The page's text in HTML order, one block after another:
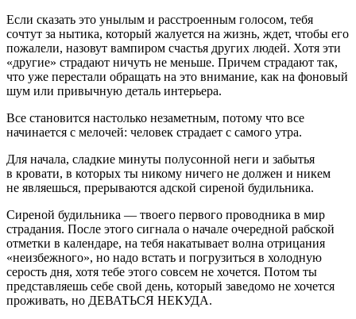
Если сказать это унылым и расстроенным голосом, тебя
сочтут за нытика, который жалуется на жизнь, ждет, чтобы его
пожалели, назовут вампиром счастья других людей. Хотя эти
«другие» страдают ничуть не меньше. Причем страдают так,
что уже перестали обращать на это внимание, как на фоновый
шум или привычную деталь интерьера.
Все становится настолько незаметным, потому что все
начинается с мелочей: человек страдает с самого утра.
Для начала, сладкие минуты полусонной неги и забытья
в кровати, в которых ты никому ничего не должен и никем
не являешься, прерываются адской сиреной будильника.
Сиреной будильника — твоего первого проводника в мир
страдания. После этого сигнала о начале очередной рабской
отметки в календаре, на тебя накатывает волна отрицания
«неизбежного», но надо встать и погрузиться в холодную
серость дня, хотя тебе этого совсем не хочется. Потом ты
представляешь себе свой день, который заведомо не хочется
проживать, но ДЕВАТЬСЯ НЕКУДА.